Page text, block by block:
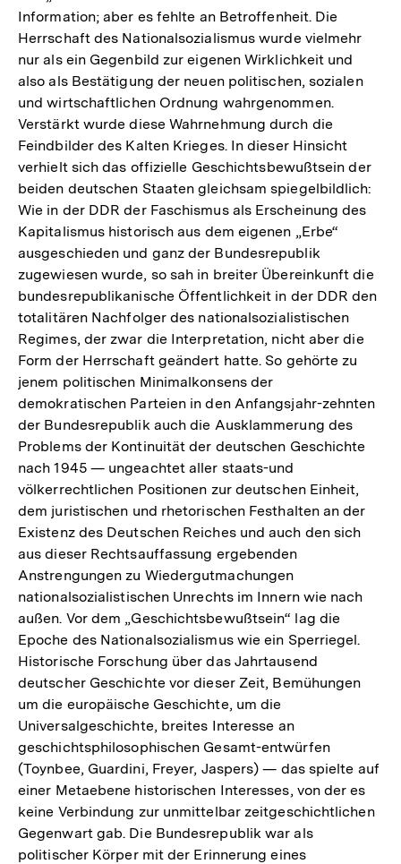
Information; aber es fehlte an Betroffenheit. Die
Herrschaft des Nationalsozialismus wurde vielmehr
nur als ein Gegenbild zur eigenen Wirklichkeit und
also als Bestätigung der neuen politischen, sozialen
und wirtschaftlichen Ordnung wahrgenommen.
Verstärkt wurde diese Wahrnehmung durch die
Feindbilder des Kalten Krieges. In dieser Hinsicht
verhielt sich das offizielle Geschichtsbewußtsein der
beiden deutschen Staaten gleichsam spiegelbildlich:
Wie in der DDR der Faschismus als Erscheinung des
Kapitalismus historisch aus dem eigenen „Erbe“
ausgeschieden und ganz der Bundesrepublik
zugewiesen wurde, so sah in breiter Übereinkunft die
bundesrepublikanische Öffentlichkeit in der DDR den
totalitären Nachfolger des nationalsozialistischen
Regimes, der zwar die Interpretation, nicht aber die
Form der Herrschaft geändert hatte. So gehörte zu
jenem politischen Minimalkonsens der
demokratischen Parteien in den Anfangsjahr-zehnten
der Bundesrepublik auch die Ausklammerung des
Problems der Kontinuität der deutschen Geschichte
nach 1945 — ungeachtet aller staats-und
völkerrechtlichen Positionen zur deutschen Einheit,
dem juristischen und rhetorischen Festhalten an der
Existenz des Deutschen Reiches und auch den sich
aus dieser Rechtsauffassung ergebenden
Anstrengungen zu Wiedergutmachungen
nationalsozialistischen Unrechts im Innern wie nach
außen. Vor dem „Geschichtsbewußtsein“ lag die
Epoche des Nationalsozialismus wie ein Sperriegel.
Historische Forschung über das Jahrtausend
deutscher Geschichte vor dieser Zeit, Bemühungen
um die europäische Geschichte, um die
Universalgeschichte, breites Interesse an
geschichtsphilosophischen Gesamt-entwürfen
(Toynbee, Guardini, Freyer, Jaspers) — das spielte auf
einer Metaebene historischen Interesses, von der es
keine Verbindung zur unmittelbar zeitgeschichtlichen
Gegenwart gab. Die Bundesrepublik war als
politischer Körper mit der Erinnerung eines